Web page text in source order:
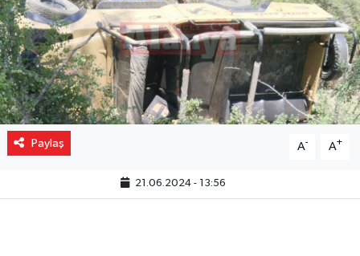
Paylaş A- A+
21.06.2024 - 13:56
Gündem
Politika
Spor
Turizm